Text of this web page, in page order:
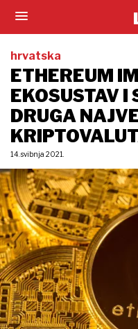
hrvatska
ETHEREUM
EKOSUSTAV I
DRUGA
14. svibnja 2021.